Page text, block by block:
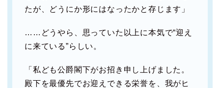
たが、どうにか形にはなったかと存じます」
……どうやら、思っていた以上に本気で“迎え
に来ている”らしい。
「私ども公爵閣下がお招き申し上げました。
殿下を最優先でお迎えできる栄誉を、我がヒ